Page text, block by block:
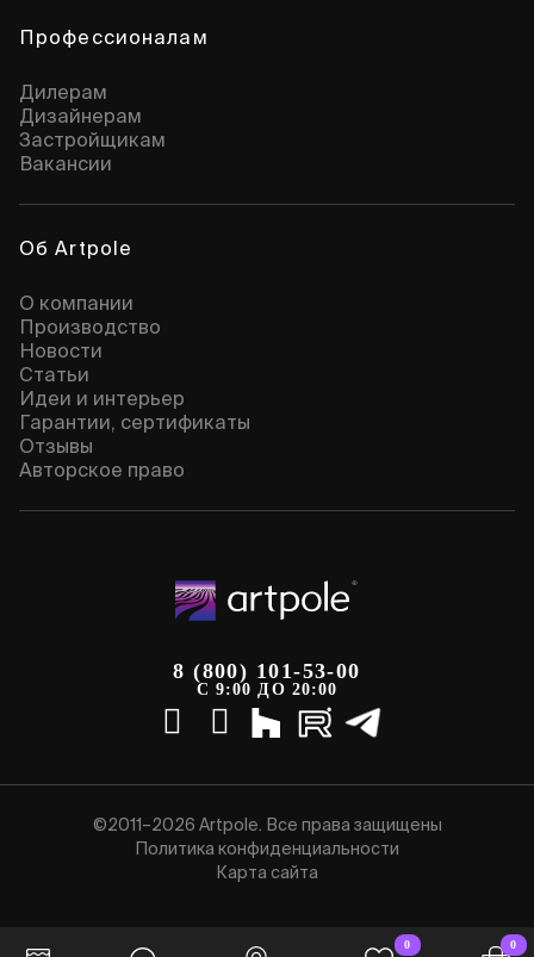
0 0
Профессионалам
Дилерам
Дизайнерам
Застройщикам
Вакансии
Об Artpole
О компании
Производство
Новости
Статьи
Идеи и интерьер
Гарантии, сертификаты
Отзывы
Авторское право
8 (800) 101-53-00
С 9:00 ДО 20:00
©2011–2026 Artpole. Все права защищены
Политика конфиденциальности
Карта сайта